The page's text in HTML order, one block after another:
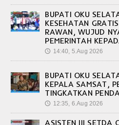
BUPATI OKU
KESEHATAN
RAWAN, WUJUD
PEMERINTAH
🕔 14:40, 5.Aug 2026
BUPATI OKU
KEPALA SAMSAT,
TINGKATKAN
🕔 12:35, 6.Aug 2026
ASISTEN III SETDA